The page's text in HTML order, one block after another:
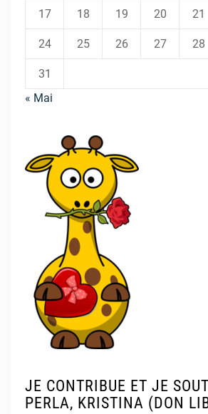
17 18 19 20 21
24 25 26 27 28
31
« Mai
JE CONTRIBUE ET JE
PERLA, KRISTINA (DON